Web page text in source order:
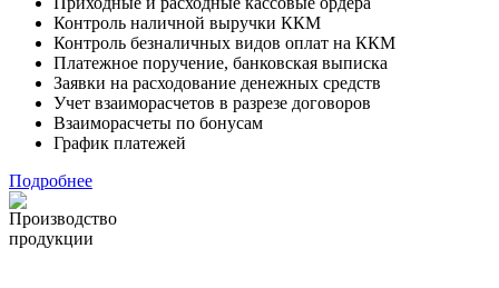
Контроль наличной выручки ККМ
Контроль безналичных видов оплат на ККМ
Платежное поручение, банковская выписка
Заявки на расходование денежных средств
Учет взаиморасчетов в разрезе договоров
Взаиморасчеты по бонусам
График платежей
Подробнее